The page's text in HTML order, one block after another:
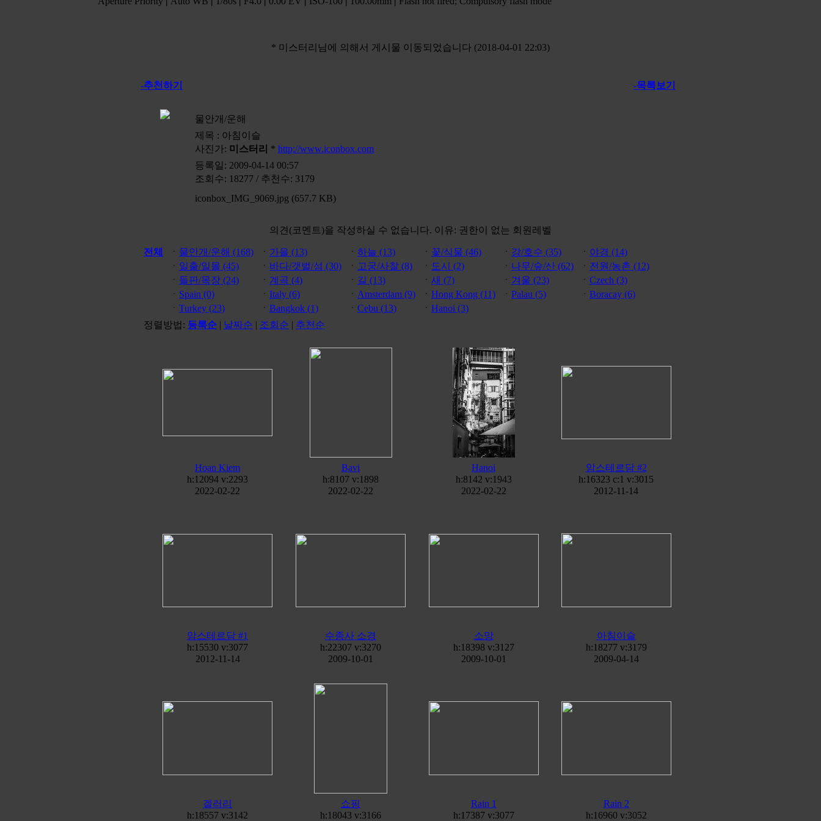
* 미스터리님에 의해서 게시물 이동되었습니다 (2018-04-01 22:03)
-추천하기 -목록보기
물안개/운해
제목 : 아침이슬
사진가: 미스터리 * http://www.iconbox.com
등록일: 2009-04-14 00:57
조회수: 18277 / 추천수: 3179
iconbox_IMG_9069.jpg (657.7 KB)
의견(코멘트)을 작성하실 수 없습니다. 이유: 권한이 없는 회원레벨
전체 ㆍ 물안개/운해 (168) ㆍ 가을 (13) ㆍ 하늘 (13) ㆍ 꽃/식물 (46) ㆍ 강/호수 (35) ㆍ 야경 (14)
ㆍ 일출/일몰 (45) ㆍ 바다/갯벌/섬 (30) ㆍ 고궁/사찰 (8) ㆍ 도시 (2) ㆍ 나무/숲/산 (62) ㆍ 전원/농촌 (12)
ㆍ 들판/목장 (24) ㆍ 계곡 (4) ㆍ 길 (13) ㆍ 새 (7) ㆍ 겨울 (23) ㆍ Czech (3)
ㆍ Spain (0) ㆍ Italy (6) ㆍ Amsterdam (9) ㆍ Hong Kong (11) ㆍ Palau (5) ㆍ Boracay (6)
ㆍ Turkey (23) ㆍ Bangkok (1) ㆍ Cebu (13) ㆍ Hanoi (3)
정렬방법: 등록순 | 날짜순 | 조회순 | 추천순
Hoan Kiem
h:12094 v:2293
2022-02-22
Bavi
h:8107 v:1898
2022-02-22
Hanoi
h:8142 v:1943
2022-02-22
암스테르담 #2
h:16323 c:1 v:3015
2012-11-14
암스테르담 #1
h:15530 v:3077
2012-11-14
수종사 소경
h:22307 v:3270
2009-10-01
소망
h:18398 v:3127
2009-10-01
아침이슬
h:18277 v:3179
2009-04-14
겔러리
h:18557 v:3142
쇼핑
h:18043 v:3166
Rain 1
h:17387 v:3077
Rain 2
h:16960 v:3052